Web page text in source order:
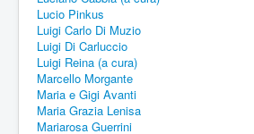
Lucio Pinkus
Luigi Carlo Di Muzio
Luigi Di Carluccio
Luigi Reina (a cura)
Marcello Morgante
Maria e Gigi Avanti
Maria Grazia Lenisa
Mariarosa Guerrini